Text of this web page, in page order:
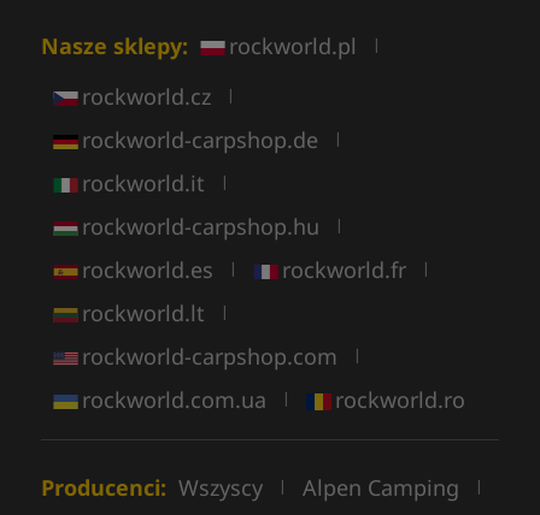
Nasze sklepy: rockworld.pl |
rockworld.cz |
rockworld-carpshop.de |
rockworld.it |
rockworld-carpshop.hu |
rockworld.es | rockworld.fr |
rockworld.lt |
rockworld-carpshop.com |
rockworld.com.ua | rockworld.ro
Producenci: Wszyscy | Alpen Camping |